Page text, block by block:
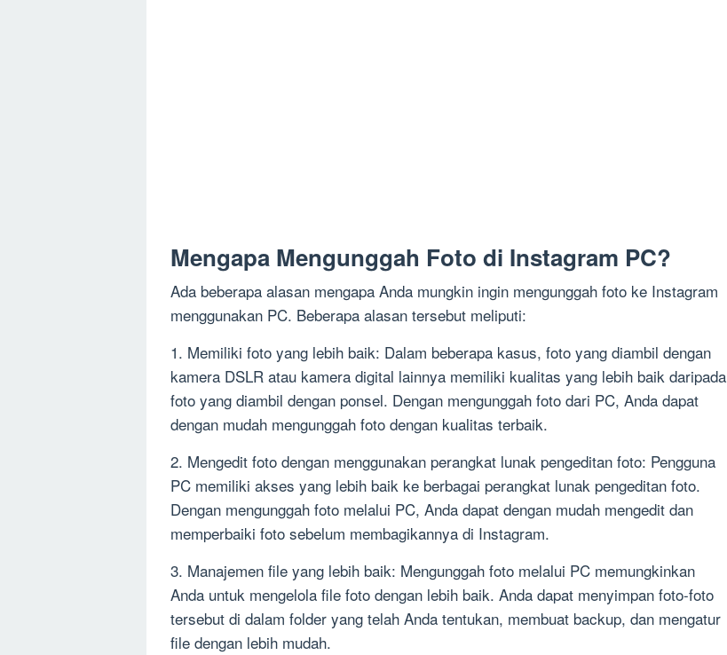
Mengapa Mengunggah Foto di Instagram PC?
Ada beberapa alasan mengapa Anda mungkin ingin mengunggah foto ke Instagram
menggunakan PC. Beberapa alasan tersebut meliputi:
1. Memiliki foto yang lebih baik: Dalam beberapa kasus, foto yang diambil dengan
kamera DSLR atau kamera digital lainnya memiliki kualitas yang lebih baik daripada
foto yang diambil dengan ponsel. Dengan mengunggah foto dari PC, Anda dapat
dengan mudah mengunggah foto dengan kualitas terbaik.
2. Mengedit foto dengan menggunakan perangkat lunak pengeditan foto: Pengguna
PC memiliki akses yang lebih baik ke berbagai perangkat lunak pengeditan foto.
Dengan mengunggah foto melalui PC, Anda dapat dengan mudah mengedit dan
memperbaiki foto sebelum membagikannya di Instagram.
3. Manajemen file yang lebih baik: Mengunggah foto melalui PC memungkinkan
Anda untuk mengelola file foto dengan lebih baik. Anda dapat menyimpan foto-foto
tersebut di dalam folder yang telah Anda tentukan, membuat backup, dan mengatur
file dengan lebih mudah.